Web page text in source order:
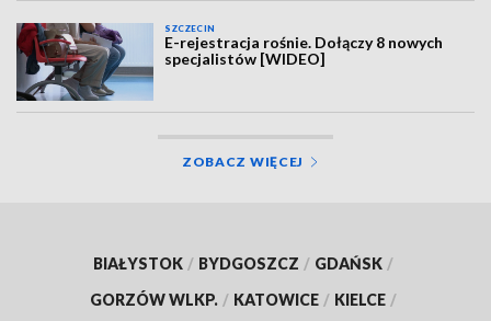
SZCZECIN
E-rejestracja rośnie. Dołączy 8 nowych
specjalistów [WIDEO]
ZOBACZ WIĘCEJ
BIAŁYSTOK / BYDGOSZCZ / GDAŃSK /
GORZÓW WLKP. / KATOWICE / KIELCE /